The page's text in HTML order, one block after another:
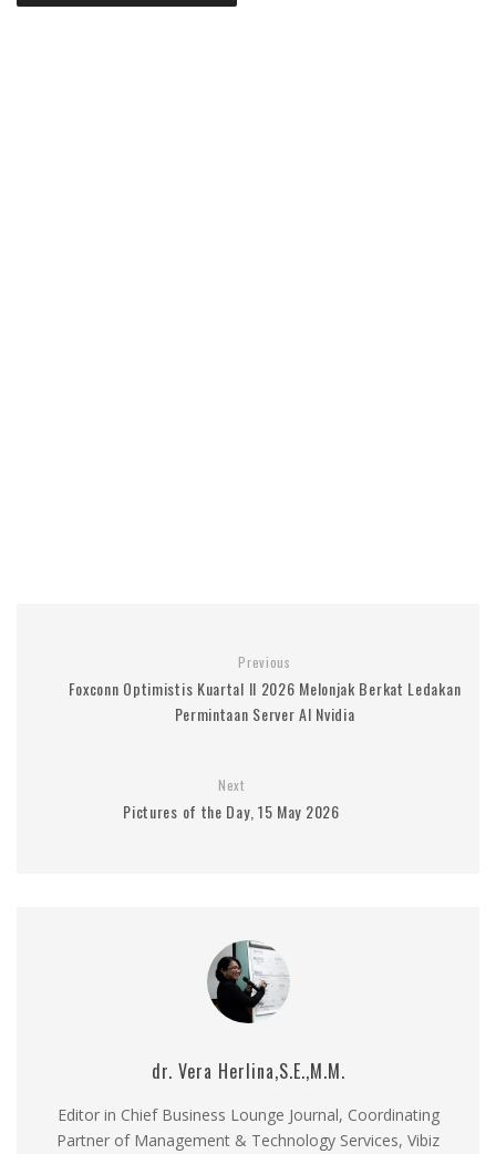
Previous
Foxconn Optimistis Kuartal II 2026 Melonjak Berkat Ledakan
Permintaan Server AI Nvidia
Next
Pictures of the Day, 15 May 2026
dr. Vera Herlina,S.E.,M.M.
Editor in Chief Business Lounge Journal, Coordinating
Partner of Management & Technology Services, Vibiz